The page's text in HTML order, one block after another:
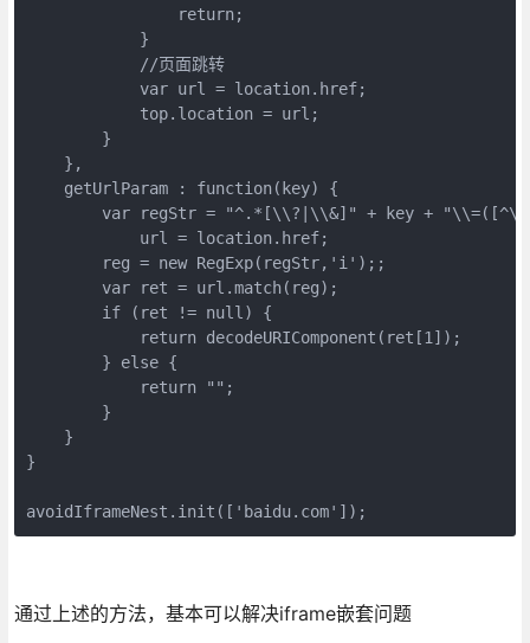
                return;
            }
            //页面跳转
            var url = location.href;
            top.location = url;
        }
    },
    getUrlParam : function(key) {
var regStr = "^.*[\\?|\\&]" + key +
            url = location.href;
        reg = new RegExp(regStr,'i');;
        var ret = url.match(reg);
        if (ret != null) {
            return decodeURIComponent(ret[1]);
        } else {
            return "";
        }
    }
}
avoidIframeNest.init(['baidu.com']);
通过上述的方法，基本可以解决iframe嵌套问题